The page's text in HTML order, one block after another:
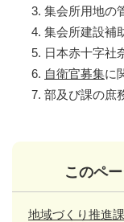
集会所用地の
集会所建設補
日本赤十字社
自衛官募集に
部及び課の庶
このペ
地域づくり推進課